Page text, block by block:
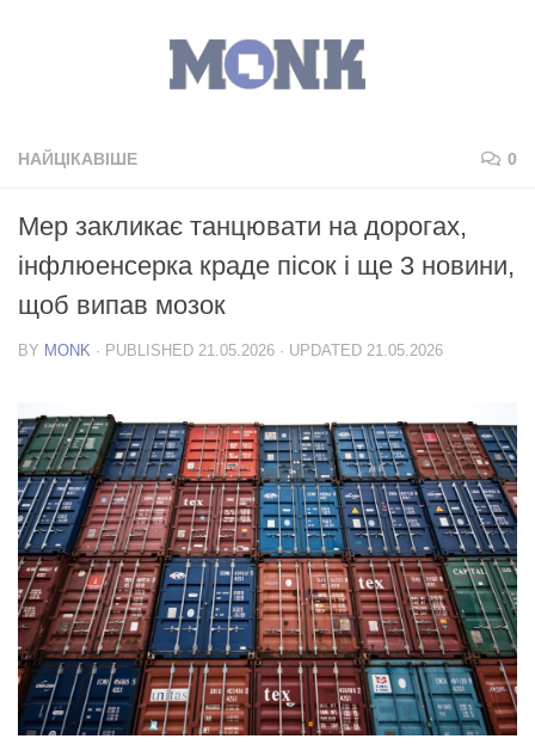
НАЙЦІКАВІШЕ 0
Мер закликає танцювати на дорогах,
інфлюенсерка краде пісок і ще 3 новини,
щоб випав мозок
BY MONK · PUBLISHED 21.05.2026 · UPDATED 21.05.2026